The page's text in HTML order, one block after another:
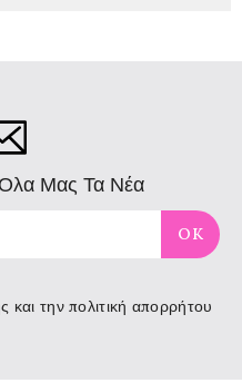
Όλα Μας Τα Νέα
και την πολιτική απορρήτου